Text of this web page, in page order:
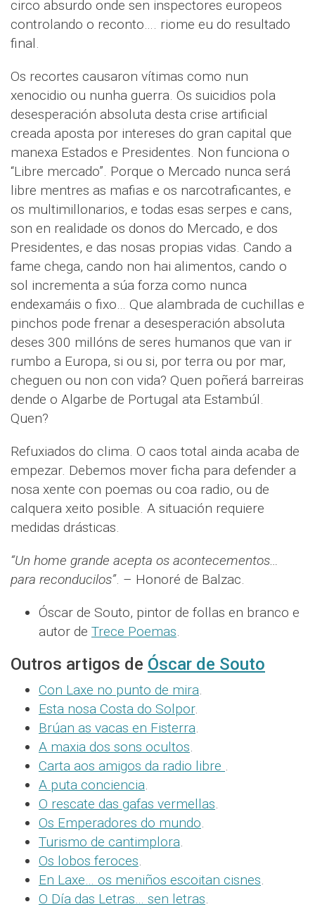
circo absurdo onde sen inspectores europeos
controlando o reconto…. riome eu do resultado
final.
Os recortes causaron vítimas como nun
xenocidio ou nunha guerra. Os suicidios pola
desesperación absoluta desta crise artificial
creada aposta por intereses do gran capital que
manexa Estados e Presidentes. Non funciona o
“Libre mercado”. Porque o Mercado nunca será
libre mentres as mafias e os narcotraficantes, e
os multimillonarios, e todas esas serpes e cans,
son en realidade os donos do Mercado, e dos
Presidentes, e das nosas propias vidas. Cando a
fame chega, cando non hai alimentos, cando o
sol incrementa a súa forza como nunca
endexamáis o fixo… Que alambrada de cuchillas e
pinchos pode frenar a desesperación absoluta
deses 300 millóns de seres humanos que van ir
rumbo a Europa, si ou si, por terra ou por mar,
cheguen ou non con vida? Quen poñerá barreiras
dende o Algarbe de Portugal ata Estambúl.
Quen?
Refuxiados do clima. O caos total ainda acaba de
empezar. Debemos mover ficha para defender a
nosa xente con poemas ou coa radio, ou de
calquera xeito posible. A situación requiere
medidas drásticas.
“Un home grande acepta os acontecementos…
para reconducilos”. – Honoré de Balzac.
Óscar de Souto, pintor de follas en branco e
autor de Trece Poemas.
Outros artigos de Óscar de Souto
Con Laxe no punto de mira.
Esta nosa Costa do Solpor.
Brúan as vacas en Fisterra.
A maxia dos sons ocultos.
Carta aos amigos da radio libre .
A puta conciencia.
O rescate das gafas vermellas.
Os Emperadores do mundo.
Turismo de cantimplora.
Os lobos feroces.
En Laxe… os meniños escoitan cisnes.
O Día das Letras… sen letras.